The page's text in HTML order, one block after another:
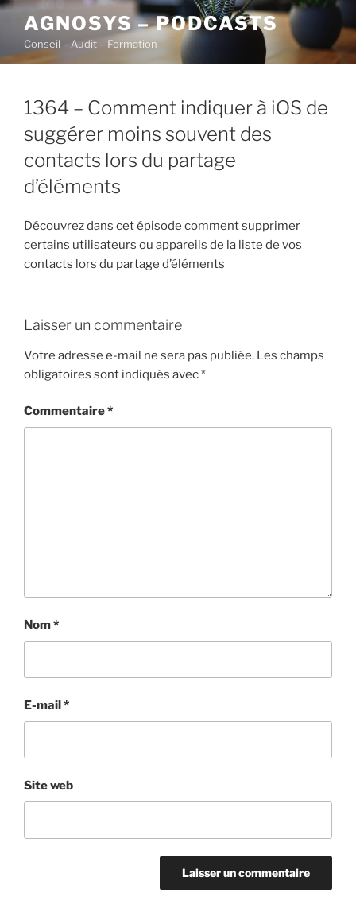
Aller
contenu
principal
AGNOSYS – PODCASTS
Conseil – Audit – Formation
1364 – Comment indiquer à iOS de
suggérer moins souvent des
contacts lors du partage
d’éléments
Découvrez dans cet épisode comment supprimer
certains utilisateurs ou appareils de la liste de vos
contacts lors du partage d’éléments
Laisser un commentaire
Votre adresse e-mail ne sera pas publiée. Les champs
obligatoires sont indiqués avec*
Commentaire*
Nom*
E-mail*
Site web